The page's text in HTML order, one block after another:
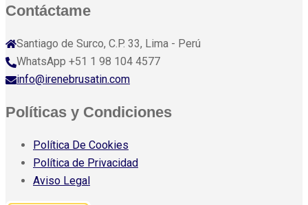
Contáctame
Santiago de Surco, C.P. 33, Lima - Perú
WhatsApp +51 1 98 104 4577
info@irenebrusatin.com
Políticas y Condiciones
Política De Cookies
Política de Privacidad
Aviso Legal